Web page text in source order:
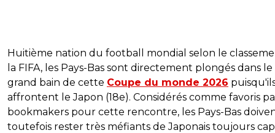
Huitième nation du football mondial selon le
la FIFA, les Pays-Bas sont directement plongés dans le
grand bain de cette Coupe du monde 2026
affrontent le Japon (18e). Considérés comme favoris
bookmakers pour cette rencontre, les Pays-Bas
toutefois rester très méfiants de Japonais toujours